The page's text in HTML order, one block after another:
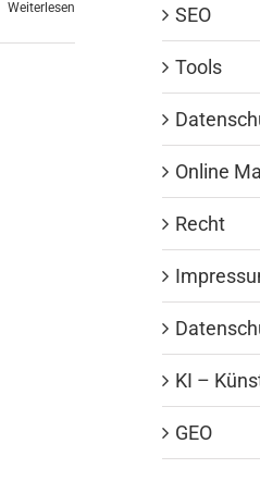
Weiterlesen SEO
Tools
Online
Recht
KI –
GEO